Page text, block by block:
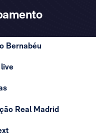
Bernabéu
live
Real Madrid